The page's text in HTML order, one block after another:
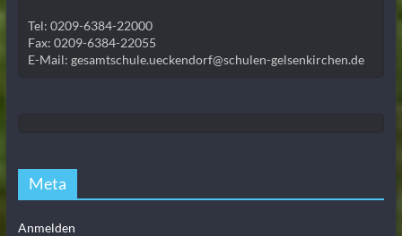
Tel: 0209-6384-22000
Fax: 0209-6384-22055
E-Mail: gesamtschule.ueckendorf@schulen-gelsenkirchen.de
Meta
Anmelden